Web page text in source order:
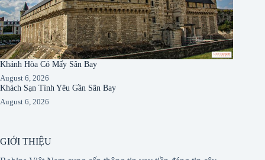
Khánh Hòa Có Mấy Sân Bay
August 6, 2026
Khách Sạn Tình Yêu Gần Sân Bay
August 6, 2026
GIỚI THIỆU